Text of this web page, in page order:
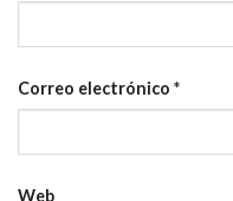
Correo electrónico *
Web